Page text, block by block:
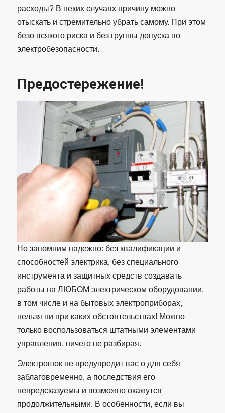
расходы? В неких случаях причину можно
отыскать и стремительно убрать самому. При этом
безо всякого риска и без группы допуска по
электробезопасности.
Предостережение!
Но запомним надежно: без квалификации и
способностей электрика, без специального
инструмента и защитных средств создавать
работы на ЛЮБОМ электрическом оборудовании,
в том числе и на бытовых электроприборах,
нельзя ни при каких обстоятельствах! Можно
только воспользоваться штатными элементами
управления, ничего не разбирая.
Электрошок не предупредит вас о для себя
заблаговременно, а последствия его
непредсказуемы и возможно окажутся
продолжительными. В особенности, если вы